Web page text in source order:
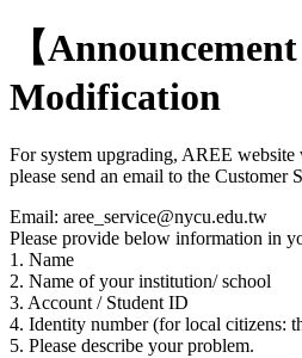
【
Modification
For system upgrading, AREE
please send an email to the Customer
Email: aree_service@nycu.edu.tw
Please provide below information in
1. Name
2. Name of your institution/ school
3. Account / Student ID
4. Identity number (for local citizens:
5. Please describe your problem.